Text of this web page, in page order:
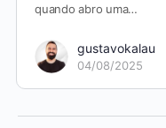
quando abro uma…
gustavokalau
04/08/2025